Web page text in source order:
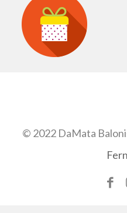
© 2022 DaMata